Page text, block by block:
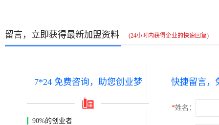
留言，立即获得最新加盟资料 (24小时内获得企业的快速回复)
7*24 免费咨询，助您创业梦
90%的创业者
快捷留言，
*姓名：